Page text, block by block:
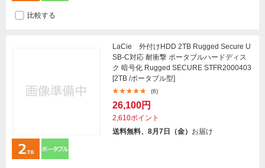
比較する
LaCie 外付けHDD 2TB Rugged Secure U
SB-C対応 耐衝撃 ポータブルハードディス
ク 暗号化 Rugged SECURE STFR2000403
[2TB /ポータブル型]
(6)
26,100円
2,610ポイント
送料無料、8月7日（金） お届け